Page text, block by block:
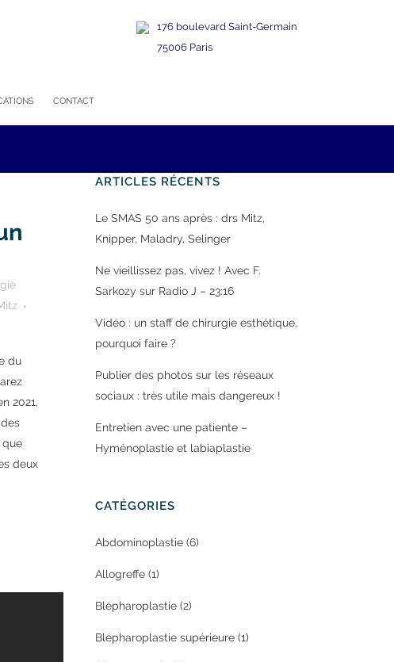
176 boulevard Saint-Germain
75006 Paris
CONTACT
du
2021,
deux
ARTICLES RÉCENTS
Le SMAS 50 ans après : drs Mitz,
Knipper, Maladry, Selinger
Ne vieillissez pas, vivez ! Avec F.
Sarkozy sur Radio J – 23:16
Vidéo : un staff de chirurgie esthétique,
pourquoi faire ?
Publier des photos sur les réseaux
sociaux : très utile mais dangereux !
Entretien avec une patiente –
Hyménoplastie et labiaplastie
CATÉGORIES
Abdominoplastie (6)
Allogreffe (1)
Blépharoplastie (2)
Blépharoplastie supérieure (1)